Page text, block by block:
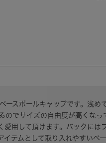
ースボールキャップです。浅め
のでサイズの自由度が高くなっ
愛用して頂けます。バックには
テムとして取り入れやすいベ